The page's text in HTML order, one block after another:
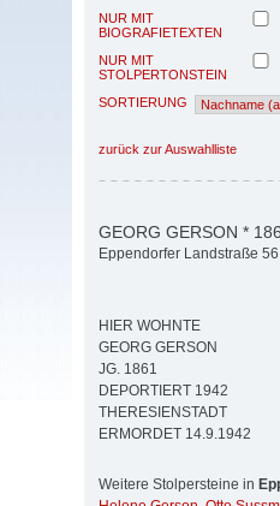
NUR MIT
BIOGRAFIETEXTEN
NUR MIT
STOLPERTONSTEIN
SORTIERUNG
zurück zur Auswahlliste
GEORG GERSON *
Eppendorfer Landstraße
HIER WOHNTE
GEORG GERSON
JG. 1861
DEPORTIERT 1942
THERESIENSTADT
ERMORDET 14.9.1942
Weitere Stolpersteine in